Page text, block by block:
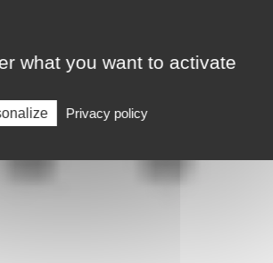
what you want to activate
Privacy policy